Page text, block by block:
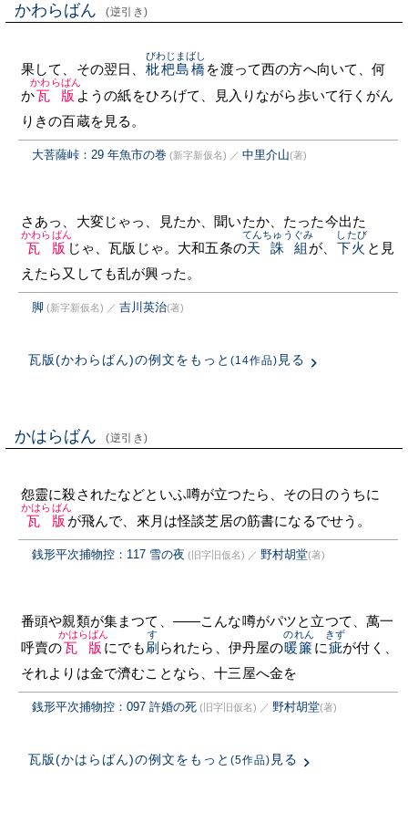
かわらばん (逆引き)
果して、その翌日、 枇杷島橋
びわじまばし
を渡って西の方へ向いて、何
か瓦版
かわらばん
ようの紙をひろげて、見入りながら歩いて行くがん
りきの百蔵を見る。
大菩薩峠：29 年魚市の巻 (新字新仮名) ／ 中里介山(著)
さあっ、大変じゃっ、見たか、聞いたか、たった今出た
瓦版
かわらばん
じゃ、瓦版じゃ。大和五条の天誅組
てんちゅうぐみ
が、 下火
したび
と見
えたら又しても乱が興った。
脚 (新字新仮名) ／ 吉川英治(著)
瓦版(かわらばん)の例文をもっと (14作品) 見る
かはらばん (逆引き)
怨靈に殺されたなどといふ噂が立つたら、その日のうちに
瓦版
かはらばん
が飛んで、來月は怪談芝居の筋書になるでせう。
銭形平次捕物控：117 雪の夜 (旧字旧仮名) ／ 野村胡堂(著)
番頭や親類が集まつて、——こんな噂がパツと立つて、萬一
呼賣の瓦版
かはらばん
にでも刷
す
られたら、伊丹屋の暖簾
のれん
に疵
きず
が付く、
それよりは金で濟むことなら、十三屋へ金を
銭形平次捕物控：097 許婚の死 (旧字旧仮名) ／ 野村胡堂(著)
瓦版(かはらばん)の例文をもっと (5作品) 見る